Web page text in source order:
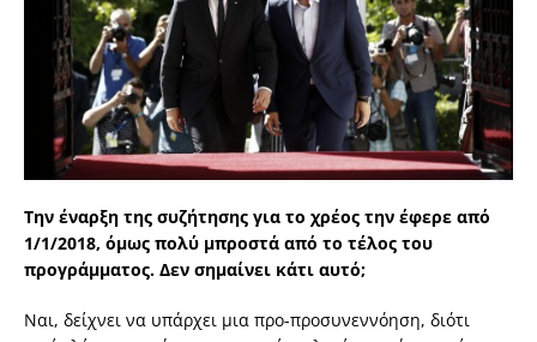
Την έναρξη της συζήτησης για το χρέος την έφερε από
1/1/2018, όμως πολύ μπροστά από το τέλος του
προγράμματος. Δεν σημαίνει κάτι αυτό;
Ναι, δείχνει να υπάρχει μια προ-προσυνεννόηση, διότι